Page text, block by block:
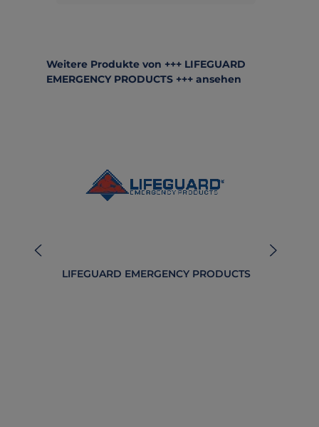
Produktgalerie überspringen
Weitere Produkte von +++ LIFEGUARD
EMERGENCY PRODUCTS +++ ansehen
LIFEGUARD EMERGENCY PRODUCTS